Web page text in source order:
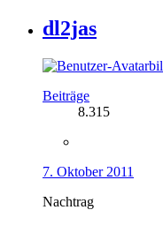
dl2jas
Beiträge
8.315
7. Oktober 2011
Nachtrag